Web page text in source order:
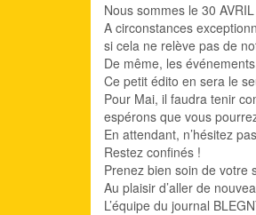
Nous sommes le 30
A circonstances
si cela ne relève pas de
De même, les
Ce petit édito en sera le
Pour Mai, il faudra tenir
espérons que vous
En attendant, n’hésitez
Restez confinés !
Prenez bien soin de votre
Au plaisir d’aller de
L’équipe du journal